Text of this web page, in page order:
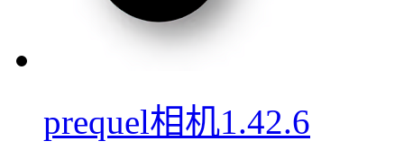
prequel相机1.42.6